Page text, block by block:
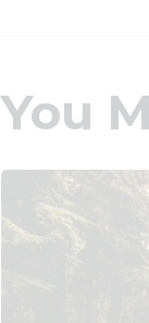
You